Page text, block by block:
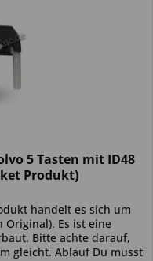
5 Tasten mit ID48
Produkt)
handelt es sich um
Original). Es ist eine
Bitte achte darauf,
gleicht. Ablauf Du musst